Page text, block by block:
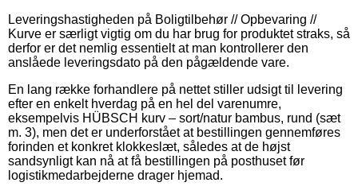
Leveringshastigheden på Boligtilbehør // Opbevaring //
Kurve er særligt vigtig om du har brug for produktet straks, så
derfor er det nemlig essentielt at man kontrollerer den
anslåede leveringsdato på den pågældende vare.
En lang række forhandlere på nettet stiller udsigt til levering
efter en enkelt hverdag på en hel del varenumre,
eksempelvis HÜBSCH kurv – sort/natur bambus, rund (sæt
m. 3), men det er underforstået at bestillingen gennemføres
forinden et konkret klokkeslæt, således at de højst
sandsynligt kan nå at få bestillingen på posthuset før
logistikmedarbejderne drager hjemad.